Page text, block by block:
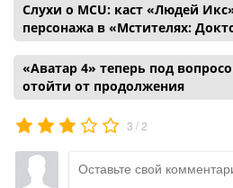
Слухи о MCU: каст «Людей
персонажа в «Мстителях:
«Аватар 4» теперь под
отойти от продолжения
3 /2